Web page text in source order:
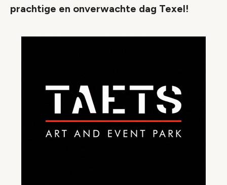
prachtige en onverwachte dag Texel!